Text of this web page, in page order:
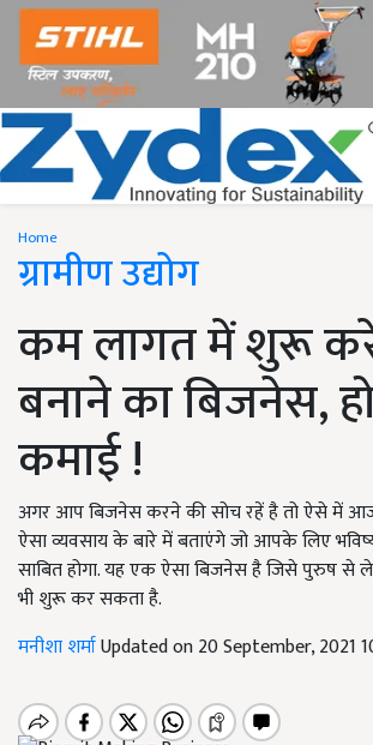
Home
ग्रामीण उद्योग
कम लागत में शुरू
बनाने का बिजनेस,
कमाई !
अगर आप बिजनेस करने की सोच रहें है तो ऐसे में
ऐसा व्यवसाय के बारे में बताएंगे जो आपके लिए
साबित होगा. यह एक ऐसा बिजनेस है जिसे पुरुष से
भी शुरू कर सकता है.
मनीशा शर्माUpdated on 20 September, 2021